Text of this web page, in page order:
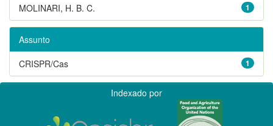
1
MOLINARI, H. B. C.
Assunto
1
CRISPR/Cas
Indexado por